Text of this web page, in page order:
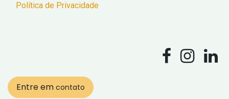
Política de Privacidade
Entre em contato